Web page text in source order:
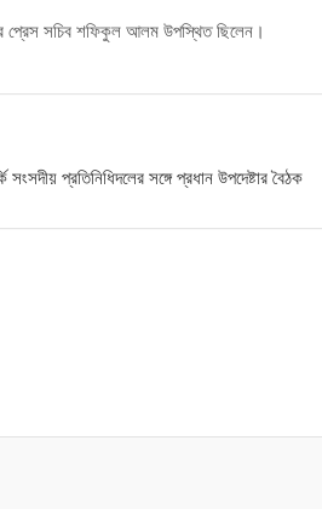
প্রেস সচিব শফিকুল আলম উপস্থিত ছিলেন।
সংসদীয় প্রতিনিধিদলের সঙ্গে প্রধান উপদেষ্টার বৈঠক